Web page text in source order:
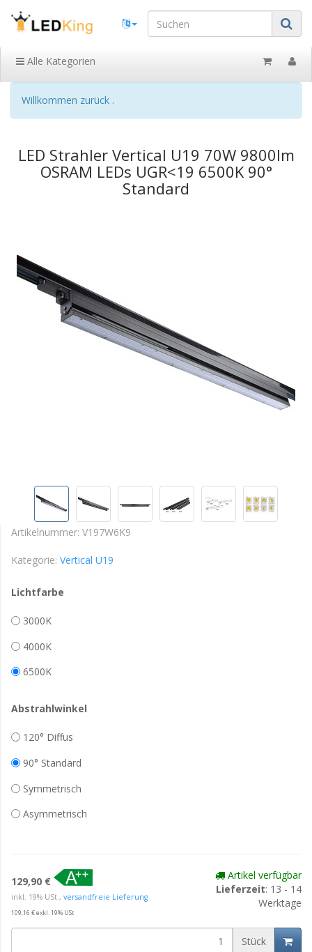
Alle Kategorien
Willkommen zurück .
LED Strahler Vertical U19 70W 9800lm
OSRAM LEDs UGR<19 6500K 90°
Standard
Artikelnummer: V197W6K9
Kategorie: Vertical U19
Lichtfarbe
3000K
4000K
6500K
Abstrahlwinkel
120° Diffus
90° Standard
Symmetrisch
Asymmetrisch
129,90 €
inkl. 19% USt., versandfreie Lieferung
109,16 € exkl. 19% USt
Artikel verfügbar
Lieferzeit: 13 - 14
Werktage
Stück